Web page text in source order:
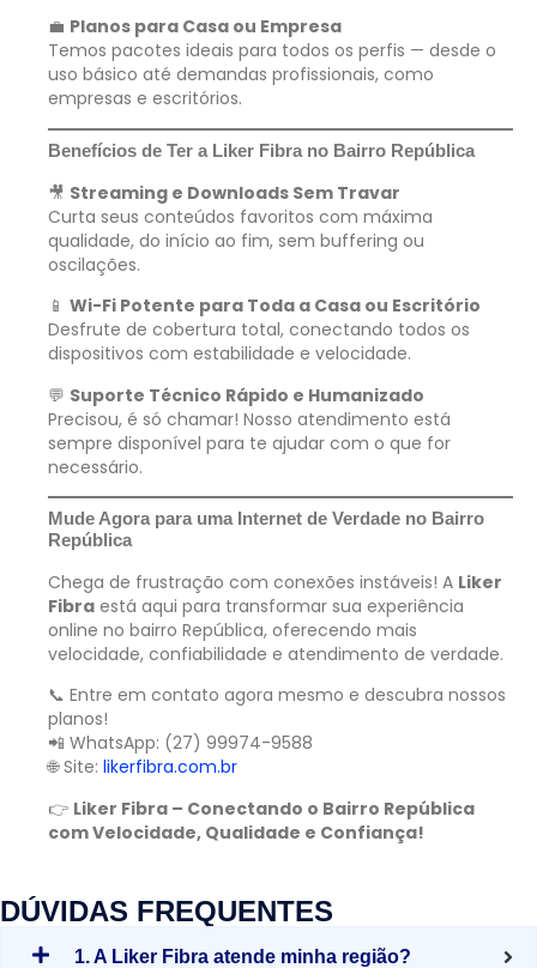
💼 Planos para Casa ou Empresa
Temos pacotes ideais para todos os perfis — desde o
uso básico até demandas profissionais, como
empresas e escritórios.
Benefícios de Ter a Liker Fibra no Bairro República
🎥 Streaming e Downloads Sem Travar
Curta seus conteúdos favoritos com máxima
qualidade, do início ao fim, sem buffering ou
oscilações.
📱 Wi-Fi Potente para Toda a Casa ou Escritório
Desfrute de cobertura total, conectando todos os
dispositivos com estabilidade e velocidade.
💬 Suporte Técnico Rápido e Humanizado
Precisou, é só chamar! Nosso atendimento está
sempre disponível para te ajudar com o que for
necessário.
Mude Agora para uma Internet de Verdade no Bairro
República
Chega de frustração com conexões instáveis! A Liker
Fibra está aqui para transformar sua experiência
online no bairro República, oferecendo mais
velocidade, confiabilidade e atendimento de verdade.
📞 Entre em contato agora mesmo e descubra nossos
planos!
📲 WhatsApp: (27) 99974-9588
🌐 Site: likerfibra.com.br
👉 Liker Fibra – Conectando o Bairro República
com Velocidade, Qualidade e Confiança!
DÚVIDAS FREQUENTES
1. A Liker Fibra atende minha região?